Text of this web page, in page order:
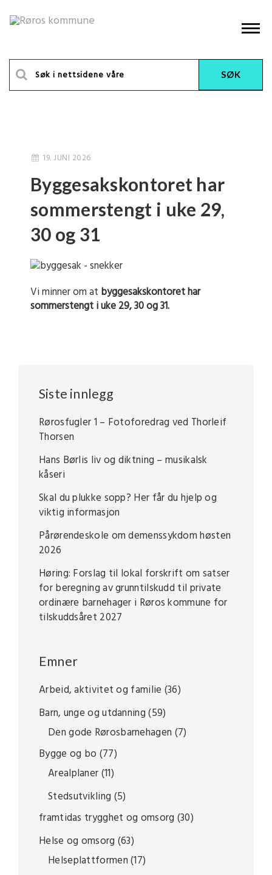
19. JUNI 2026
Byggesakskontoret har
sommerstengt i uke 29,
30 og 31
Vi minner om at byggesakskontoret har
sommerstengt i uke 29, 30 og 31.
Siste innlegg
Rørosfugler 1 – Fotoforedrag ved Thorleif
Thorsen
Hans Børlis liv og diktning – musikalsk
kåseri
Skal du plukke sopp? Her får du hjelp og
viktig informasjon
Pårørendeskole om demenssykdom høsten
2026
Høring: Forslag til lokal forskrift om satser
for beregning av grunntilskudd til private
ordinære barnehager i Røros kommune for
tilskuddsåret 2027
Emner
Arbeid, aktivitet og familie (36)
Barn, unge og utdanning(59)
Den gode Rørosbarnehagen (7)
Bygge og bo (77)
Arealplaner(11)
Stedsutvikling (5)
framtidas trygghet og omsorg (30)
Helse og omsorg (63)
Helseplattformen(17)